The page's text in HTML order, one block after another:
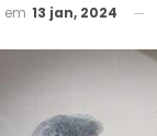
em 13 jan, 2024